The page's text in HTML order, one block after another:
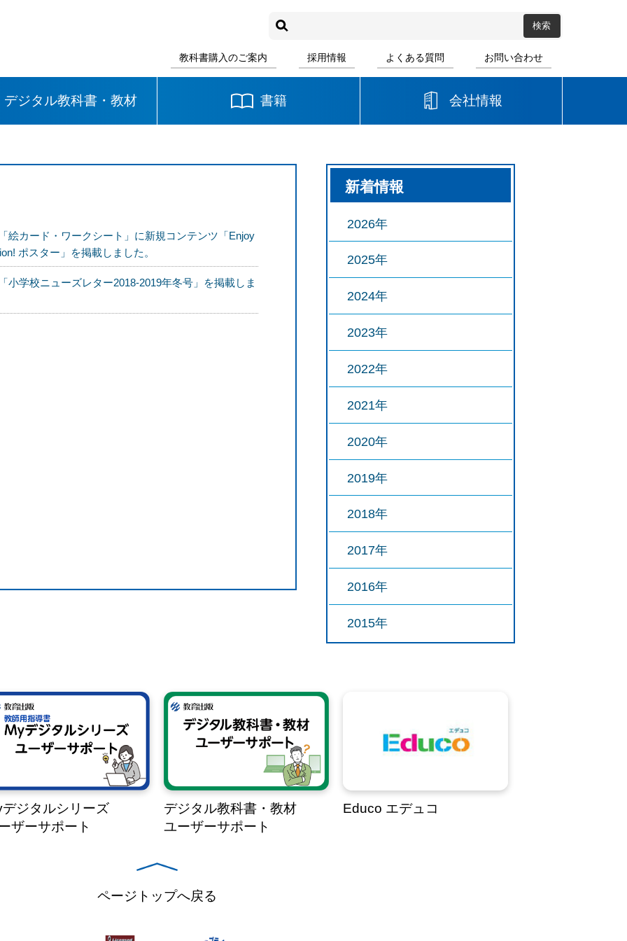
教科書購入のご案内 採用情報 よくある質問 お問い合わせ
英語 道徳
音楽
デジタル教科書・教材 書籍 会社情報
絵カード・ワークシート」に新規コンテンツ「Enjoy
ポスター」を掲載しました。
小学校ニューズレター2018-2019年冬号」を掲載しま
新着情報
2026年
2025年
2024年
2023年
2022年
2021年
2020年
2019年
2018年
2017年
2016年
2015年
デジタルシリーズ
ザーサポート
デジタル教科書・教材
ユーザーサポート
Educo エデュコ
ページトップへ戻る